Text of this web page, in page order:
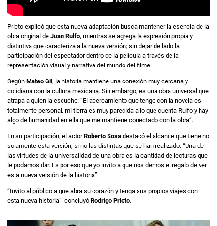
Prieto explicó que esta nueva adaptación busca mantener la esencia de la
obra original de Juan Rulfo, mientras se agrega la expresión propia y
distintiva que caracteriza a la nueva versión; sin dejar de lado la
participación del espectador dentro de la película a través de la
representación visual y narrativa del mundo del filme.
Según Mateo Gil , la historia mantiene una conexión muy cercana y
cotidiana con la cultura mexicana. Sin embargo, es una obra universal que
atrapa a quien la escuche: “El acercamiento que tengo con la novela es
totalmente personal, mi tierra es muy parecida a lo que cuenta Rulfo y hay
algo de humanidad en ella que me mantiene conectado con la obra”.
En su participación, el actorRoberto Sosa destacó el alcance que tiene no
solamente esta versión, si no las distintas que se han realizado: “Una de
las virtudes de la universalidad de una obra es la cantidad de lecturas que
le podamos dar. Es por eso que yo invito a que nos demos el regalo de ver
esta nueva versión de la historia”.
“Invito al público a que abra su corazón y tenga sus propios viajes con
esta nueva historia”, concluyó Rodrigo Prieto.